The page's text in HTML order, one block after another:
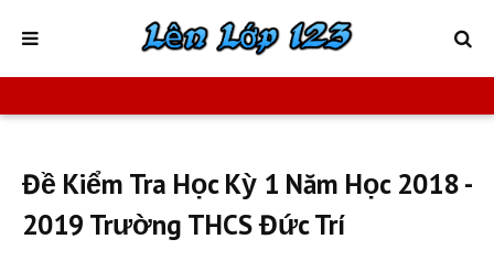
Đề Kiểm Tra Học Kỳ 1 Năm Học 2018 -
2019 Trường THCS Đức Trí